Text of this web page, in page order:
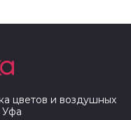
цветов и воздушных
Уфа